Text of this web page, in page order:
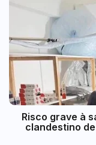
Risco grave à
clandestino